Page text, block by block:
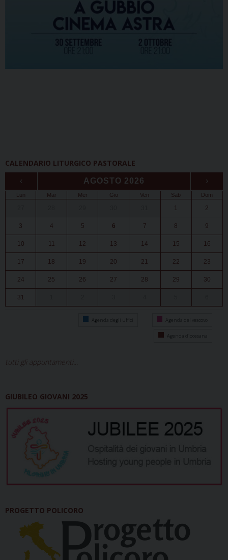
CALENDARIO LITURGICO PASTORALE
‹ AGOSTO 2026 ›
Lun Mar Mer Gio Ven Sab Dom
1 2
3 4 5 6 7 8 9
10 11 12 13 14 15 16
17 18 19 20 21 22 23
24 25 26 27 28 29 30
31
Agenda degli uffici Agenda del vescovo
Agenda diocesana
tutti gli appuntamenti...
GIUBILEO GIOVANI 2025
PROGETTO POLICORO